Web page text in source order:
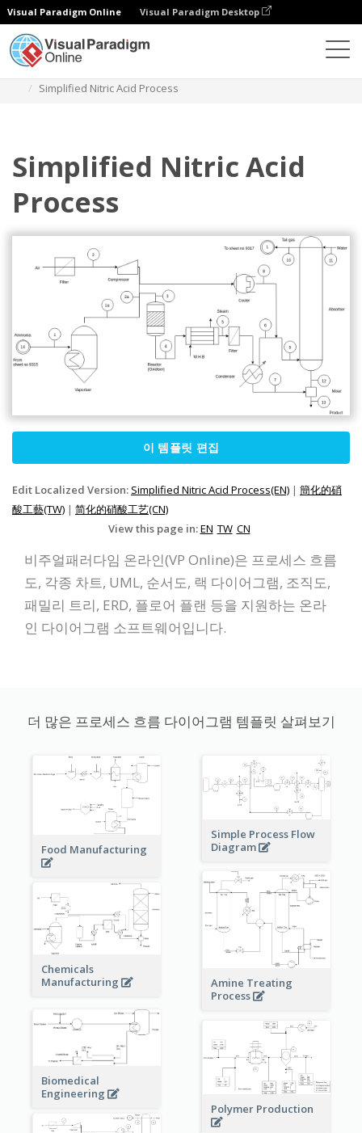
Visual Paradigm Online Visual Paradigm Desktop
Simplified Nitric Acid Process
Simplified Nitric Acid
Process
이 템플릿 편집
Edit Localized Version: Simplified Nitric Acid Process(EN) | 簡化的硝
酸工藝(TW) | 简化的硝酸工艺(CN)
View this page in:EN TW CN
비주얼패러다임 온라인(VP Online)은 프로세스 흐름
도, 각종 차트, UML, 순서도, 랙 다이어그램, 조직도,
패밀리 트리, ERD, 플로어 플랜 등을 지원하는 온라
인 다이어그램 소프트웨어입니다.
더 많은 프로세스 흐름 다이어그램 템플릿 살펴보기
Food Manufacturing
Simple Process Flow
Diagram
Amine Treating
Process
Chemicals
Manufacturing
Biomedical
Engineering
Polymer Production